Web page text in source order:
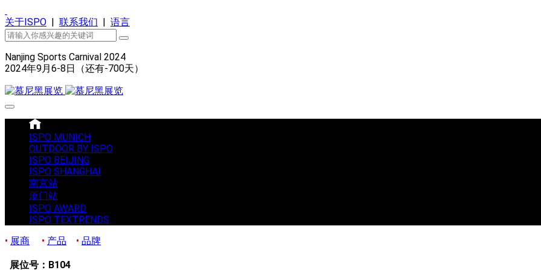
关于ISPO | 联系我们 | 语言
Nanjing Sports Carnival 2024
2024年9月6-8日（还有-700天）
ISPO MUNICH
OUTDOOR BY ISPO
ISPO BEIJING
ISPO SHANGHAI
南京站
厦门站
ISPO AWARD
ISPO TEXTRENDS
• 展商 • 产品 • 品牌
展位号：B104